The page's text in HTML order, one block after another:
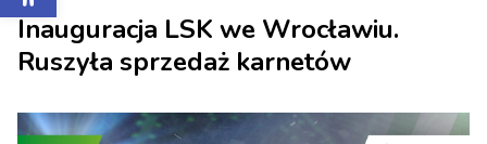
Inauguracja LSK we Wrocławiu.
Ruszyła sprzedaż karnetów